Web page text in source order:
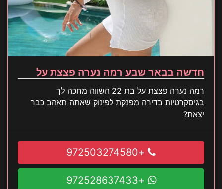
חדשה בבאר שבע רמה נערה פצצת על
רמה נערה פצצת על בת 22 השווה מחכה לך
בגיסקרטיות בדירה מפנקת לפינוק שאתה תאהב כבר
יצאת?
+972503274580
+972528637433